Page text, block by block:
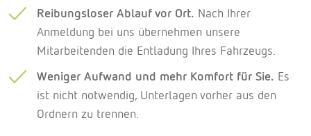
Reibungsloser Ablauf vor Ort. Nach Ihrer
Anmeldung bei uns übernehmen unsere
Mitarbeitenden die Entladung Ihres Fahrzeugs.
Weniger Aufwand und mehr Komfort für Sie. Es
ist nicht notwendig, Unterlagen vorher aus den
Ordnern zu trennen.